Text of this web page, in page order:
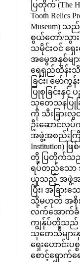
ပြတိုက် (The
Tooth Relics
Museum)
စွယ်တော်/သွား
သမိုင်းဝင် ရှေ
အမွေအနှစ်မျ
ရေရှည်ထိန်းသိ
ခြင်း၊ မော်
ပြုစုခြင်းနှင့်
သုတေသနပြုခြ
ကို သီးခြား
ဦးဆောင်လုပ်
အဖွဲ့အစည်းကြီး
Institution) ဖ
တို့ ပြတိုက်သ
ရပ်တည်သော
ယူသည့် အဖွဲ့အ
ပြီး၊ အခြာ
သို့မဟုတ် အစို
လက်အောက်ခံ
ကျွန်ုပ်တို့သည် ပ
သုတေသီများ
ရှေးဟောင်းပ
စောင့်ရှောက်ရ